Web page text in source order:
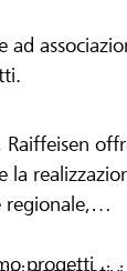
ad
Raiffeisen
la
progetti